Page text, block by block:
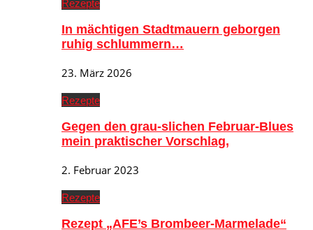
Rezepte
In mächtigen Stadtmauern geborgen
ruhig schlummern…
23. März 2026
Rezepte
Gegen den grau-slichen Februar-Blues
mein praktischer Vorschlag,
2. Februar 2023
Rezepte
Rezept „AFE’s Brombeer-Marmelade“